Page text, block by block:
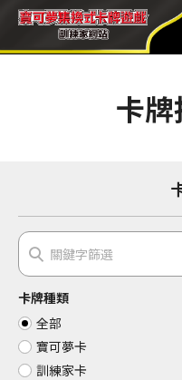
卡
卡牌種類
全部
寶可夢卡
訓練家卡